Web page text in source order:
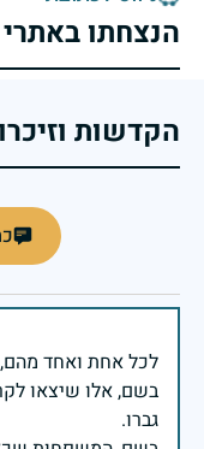
הנצחתו באתרי
הקדשות
בשם, אלו שיצאו